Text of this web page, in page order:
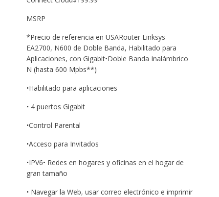
MSRP
*Precio de referencia en USARouter Linksys
EA2700, N600 de Doble Banda, Habilitado para
Aplicaciones, con Gigabit•Doble Banda Inalámbrico
N (hasta 600 Mpbs**)
•Habilitado para aplicaciones
• 4 puertos Gigabit
•Control Parental
•Acceso para Invitados
•IPV6• Redes en hogares y oficinas en el hogar de
gran tamaño
• Navegar la Web, usar correo electrónico e imprimir